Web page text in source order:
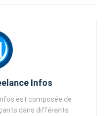
Infos
est composée de
dans différents